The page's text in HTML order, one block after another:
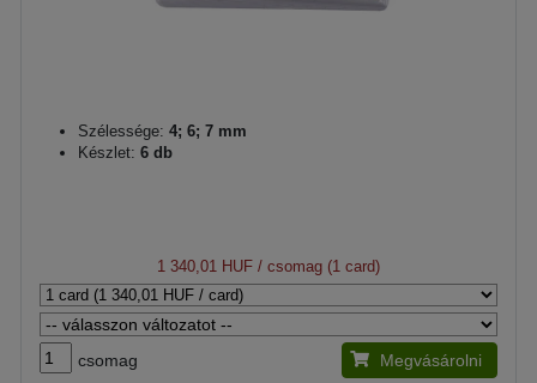
Szélessége: 4; 6; 7 mm
Készlet: 6 db
1 340,01 HUF / csomag (1 card)
csomag Megvásárolni